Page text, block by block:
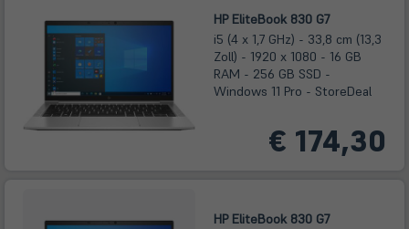
HP EliteBook 830 G7
i5 (4 x 1,7 GHz) - 33,8 cm (13,3
Zoll) - 1920 x 1080 - 16 GB
RAM - 256 GB SSD -
Windows 11 Pro - StoreDeal
€ 174,30
HP EliteBook 830 G7